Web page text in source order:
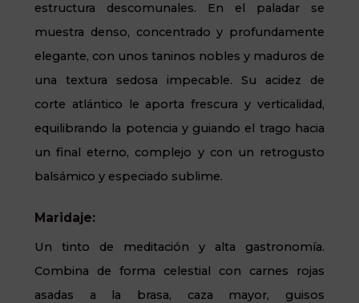
estructura descomunales. En el paladar se
muestra denso, concentrado y profundamente
elegante, con unos taninos nobles y maduros de
una textura sedosa impecable. Su acidez de
corte atlántico le aporta frescura y verticalidad,
equilibrando la potencia y guiando el trago hacia
un final eterno, complejo y con un retrogusto
balsámico y especiado sublime.
Maridaje:
Un tinto de meditación y alta gastronomía.
Combina de forma celestial con carnes rojas
asadas a la brasa, caza mayor, guisos